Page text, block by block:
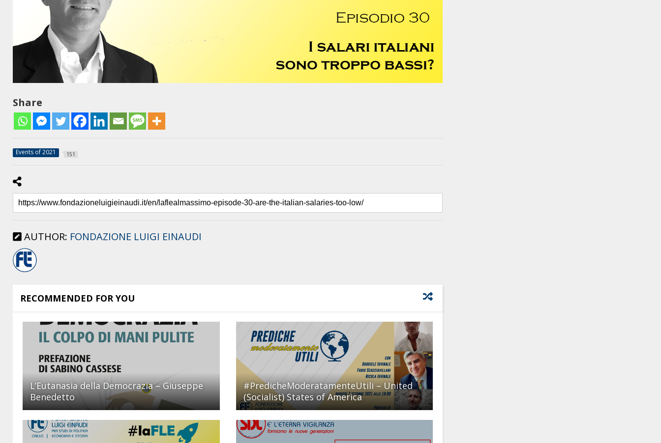
Share
Events of 2021 151
AUTHOR: FONDAZIONE LUIGI EINAUDI
RECOMMENDED FOR YOU
L’Eutanasia della Democrazia – Giuseppe
Benedetto
#PredicheModeratamenteUtili – United
(Socialist) States of America